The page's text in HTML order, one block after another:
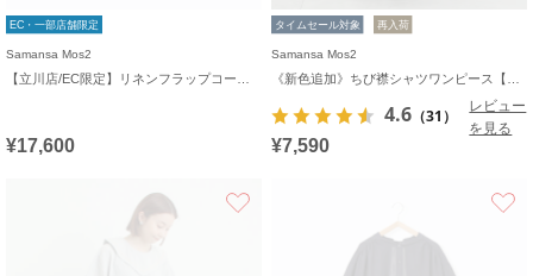
EC・一部店舗限定
Samansa Mos2
¥17,600
タイムセール対象 再入荷
Samansa Mos2
4.6 （31）
レビュー
を見る
¥7,590